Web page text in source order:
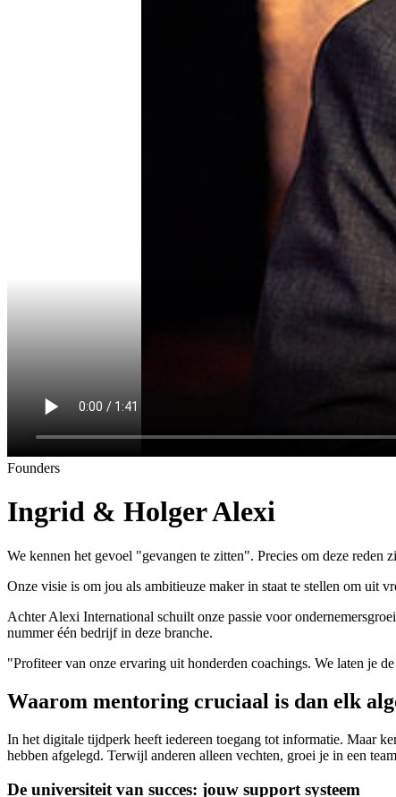
Founders
Ingrid & Holger Alexi
We kennen het gevoel "gevangen te zitten". Precies om deze
Onze visie is om jou als ambitieuze maker in staat te stellen om uit
Achter Alexi International schuilt onze passie voor
nummer één bedrijf in deze branche.
"Profiteer van onze ervaring uit honderden coachings. We laten je
Waarom mentoring cruciaal is dan elk
In het digitale tijdperk heeft iedereen toegang tot informatie. Maar
hebben afgelegd. Terwijl anderen alleen vechten, groei je in een
De universiteit van succes: jouw support systeem